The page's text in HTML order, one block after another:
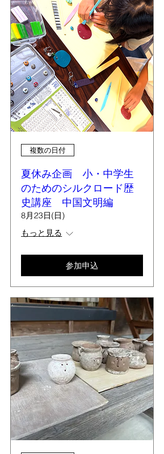
複数の日付
夏休み企画 小・中学生
のためのシルクロード歴
史講座 中国文明編
8月23日(日)
もっと見る
参加申込